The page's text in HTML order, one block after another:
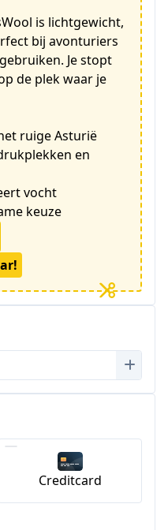
is lichtgewicht,
bij avonturiers
Je stopt
de plek waar je
ruige Asturië
en
vocht
keuze
Creditcard